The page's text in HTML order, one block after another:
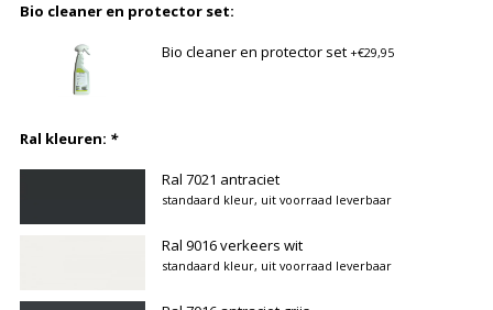
Bio cleaner en protector set:
Bio cleaner en protector set +€29,95
Ral kleuren: *
Ral 7021 antraciet
standaard kleur, uit voorraad leverbaar
Ral 9016 verkeers wit
standaard kleur, uit voorraad leverbaar